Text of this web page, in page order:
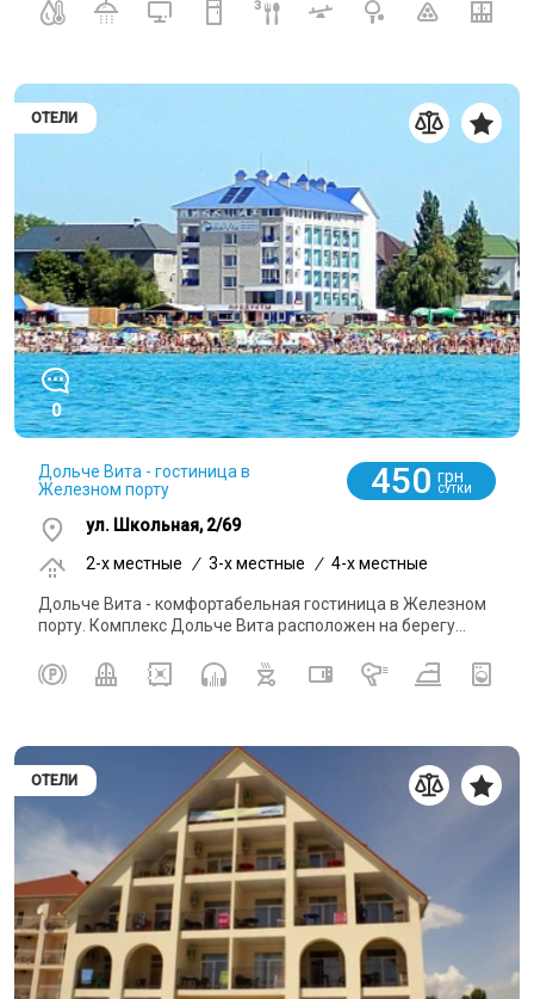
ОТЕЛИ
0
Дольче Вита - гостиница в
Железном порту
450 грн
СУТКИ
ул. Школьная, 2/69
2-x местные
/ 3-x местные / 4-x местные
Дольче Вита - комфортабельная гостиница в Железном
порту. Комплекс Дольче Вита расположен на берегу...
ОТЕЛИ